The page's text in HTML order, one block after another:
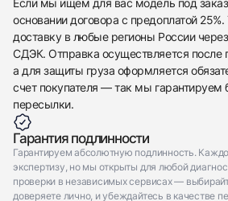
Если мы ищем для вас модель под
основании договора с предоплатой
доставку в любые регионы России
СДЭК. Отправка осуществляется после
а для защиты груза оформляется
счет покупателя — так мы гарантируем
пересылки.
Гарантия подлинности
Гарантируем абсолютную подлинность.
экспертизу, но мы открыты для любой
проверки в независимых сервисах —
доверяете лично, и убеждайтесь в качестве
Отправить